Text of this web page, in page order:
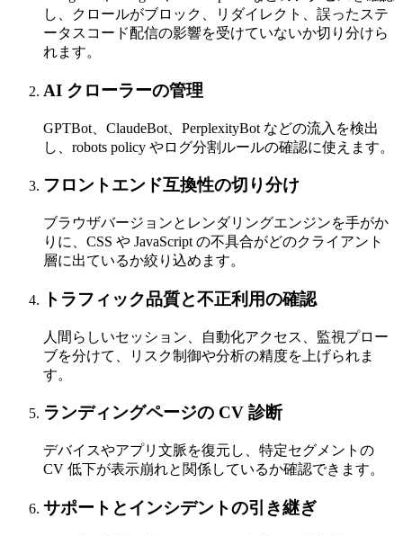
し、クロールがブロック、リダイレクト、誤ったステ
ータスコード配信の影響を受けていないか切り分けら
れます。
AI クローラーの管理
GPTBot、ClaudeBot、PerplexityBot などの流入を検出
し、robots policy やログ分割ルールの確認に使えます。
フロントエンド互換性の切り分け
ブラウザバージョンとレンダリングエンジンを手がか
りに、CSS や JavaScript の不具合がどのクライアント
層に出ているか絞り込めます。
トラフィック品質と不正利用の確認
人間らしいセッション、自動化アクセス、監視プロー
ブを分けて、リスク制御や分析の精度を上げられま
す。
ランディングページの CV 診断
デバイスやアプリ文脈を復元し、特定セグメントの
CV 低下が表示崩れと関係しているか確認できます。
サポートとインシデントの引き継ぎ